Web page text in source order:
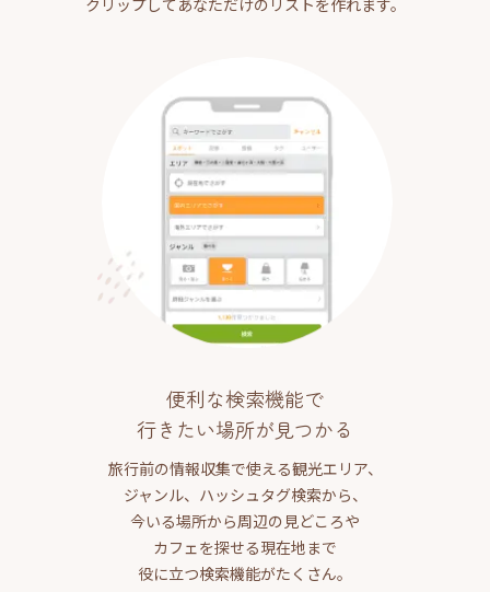
クリップしてあなただけのリストを作れます。
便利な検索機能で
行きたい場所が見つかる
旅行前の情報収集で使える観光エリア、
ジャンル、ハッシュタグ検索から、
今いる場所から周辺の見どころや
カフェを探せる現在地まで
役に立つ検索機能がたくさん。